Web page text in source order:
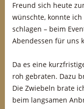
Freund sich heute
wünschte, konnte
schlagen – beim
Abendessen für uns
Da es eine
roh gebraten. Dazu
Die Zwiebeln brate
beim langsamen